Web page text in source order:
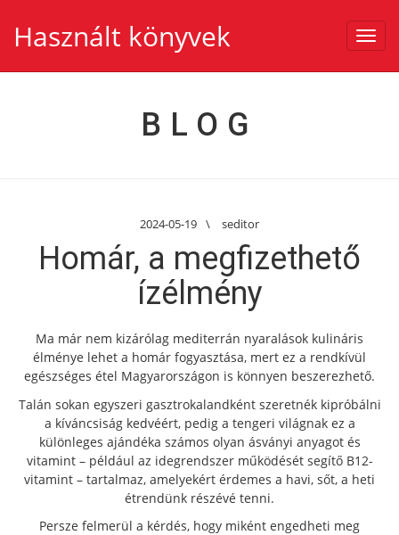
Használt könyvek
BLOG
2024-05-19 \ seditor
Homár, a megfizethető
ízélmény
Ma már nem kizárólag mediterrán nyaralások kulináris
élménye lehet a homár fogyasztása, mert ez a rendkívül
egészséges étel Magyarországon is könnyen beszerezhető.
Talán sokan egyszeri gasztrokalandként szeretnék kipróbálni
a kíváncsiság kedvéért, pedig a tengeri világnak ez a
különleges ajándéka számos olyan ásványi anyagot és
vitamint – például az idegrendszer működését segítő B12-
vitamint – tartalmaz, amelyekért érdemes a havi, sőt, a heti
étrendünk részévé tenni.
Persze felmerül a kérdés, hogy miként engedheti meg